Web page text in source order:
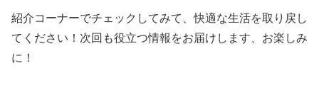
紹介コーナーでチェックしてみて、快適な生活を取り戻し
てください！次回も役立つ情報をお届けします、お楽しみ
に！